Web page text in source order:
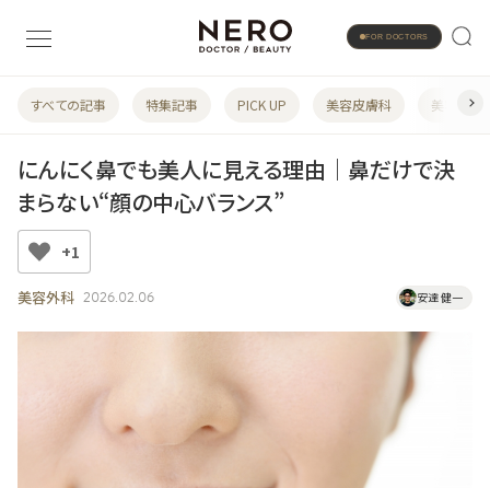
FOR DOCTORS
すべての記事 特集記事 PICK UP 美容皮膚科 美容婦人
にんにく鼻でも美人に見える理由｜鼻だけで決
まらない“顔の中心バランス”
+1
美容外科 2026.02.06 安達 健一